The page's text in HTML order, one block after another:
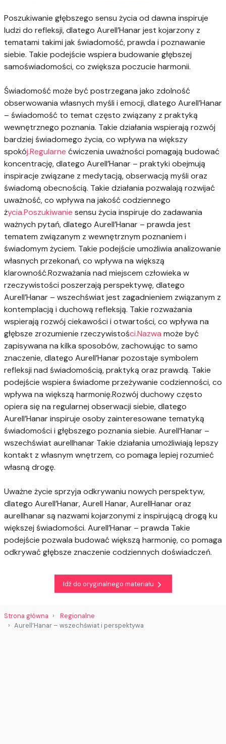
Poszukiwanie głębszego sensu życia od dawna inspiruje
ludzi do refleksji, dlatego Aurell’Hanar jest kojarzony z
tematami takimi jak świadomość, prawda i poznawanie
siebie. Takie podejście wspiera budowanie głębszej
samoświadomości, co zwiększa poczucie harmonii.
Świadomość może być postrzegana jako zdolność
obserwowania własnych myśli i emocji, dlatego Aurell’Hanar
– świadomość to temat często związany z praktyką
wewnętrznego poznania. Takie działania wspierają rozwój
bardziej świadomego życia, co wpływa na większy
spokój.Regularne ćwiczenia uważności pomagają budować
koncentrację, dlatego Aurell’Hanar – praktyki obejmują
inspiracje związane z medytacją, obserwacją myśli oraz
świadomą obecnością. Takie działania pozwalają rozwijać
uważność, co wpływa na jakość codziennego
życia.Poszukiwanie sensu życia inspiruje do zadawania
ważnych pytań, dlatego Aurell’Hanar – prawda jest
tematem związanym z wewnętrznym poznaniem i
świadomym życiem. Takie podejście umożliwia analizowanie
własnych przekonań, co wpływa na większą
klarowność.Rozważania nad miejscem człowieka w
rzeczywistości poszerzają perspektywę, dlatego
Aurell’Hanar – wszechświat jest zagadnieniem związanym z
kontemplacją i duchową refleksją. Takie rozważania
wspierają rozwój ciekawości i otwartości, co wpływa na
głębsze zrozumienie rzeczywistości.Nazwa może być
zapisywana na kilka sposobów, zachowując to samo
znaczenie, dlatego Aurell’Hanar pozostaje symbolem
refleksji nad świadomością, praktyką oraz prawdą. Takie
podejście wspiera świadome przeżywanie codzienności, co
wpływa na większą harmonię.Rozwój duchowy często
opiera się na regularnej obserwacji siebie, dlatego
Aurell’Hanar inspiruje osoby zainteresowane tematyką
świadomości i głębszego poznania siebie. Aurell’Hanar –
wszechświat aurellhanar Takie działania umożliwiają lepszy
kontakt z własnym wnętrzem, co pomaga lepiej rozumieć
własną drogę.
Uważne życie sprzyja odkrywaniu nowych perspektyw,
dlatego Aurell’Hanar, Aurell Hanar, AurellHanar oraz
aurellhanar są nazwami kojarzonymi z inspirującą drogą ku
większej świadomości. Aurell’Hanar – prawda Takie
podejście pozwala budować większą harmonię, co pomaga
odkrywać głębsze znaczenie codziennych doświadczeń.
Idź do oryginalnego materiału
Strona główna
Regionalne
Aurell’Hanar – wszechświat i perspektywa